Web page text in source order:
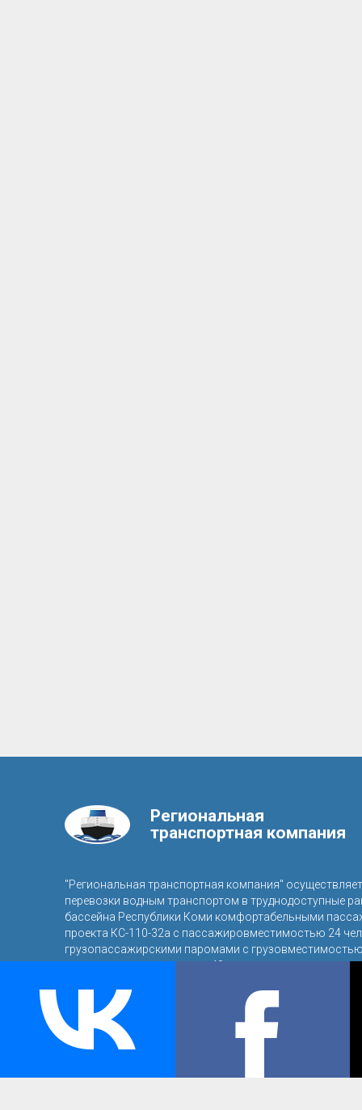
Региональная
транспортная компания
"Региональная транспортная компания"
перевозки водным транспортом в труднодоступные
бассейна Республики Коми комфортабельными
проекта КС-110-32а с пассажировместимостью 24
грузопассажирскими паромами с
пассажировместимостью 40 человек.